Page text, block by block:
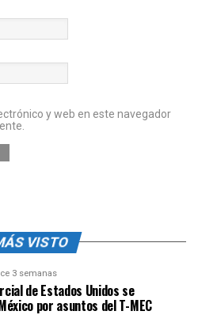
y web en este navegador
VISTO
3 semanas
de Estados Unidos se
por asuntos del T-MEC